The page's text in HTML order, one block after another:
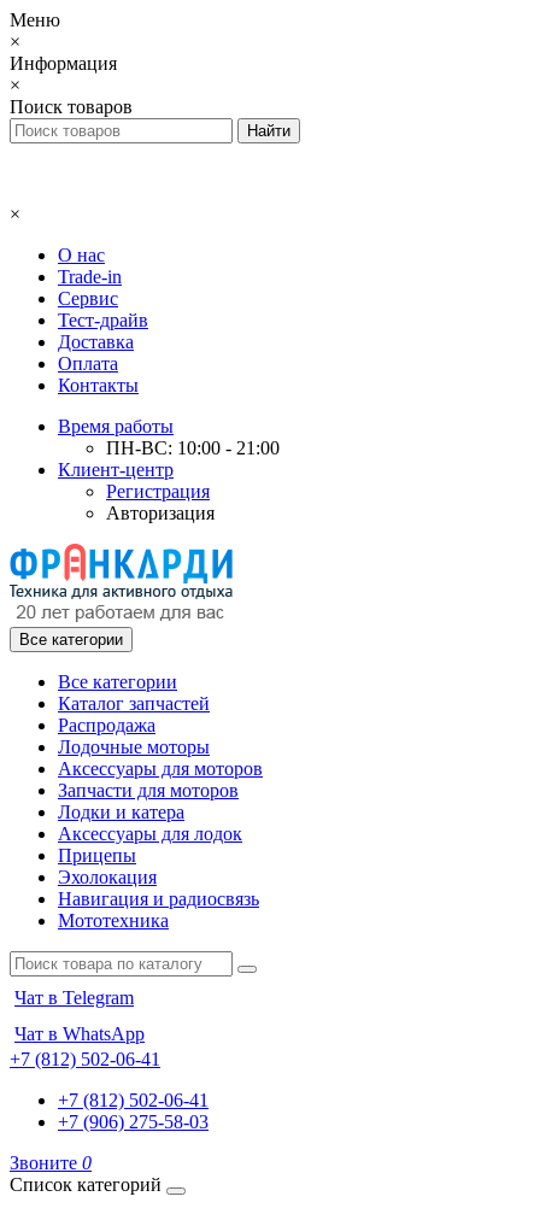
Меню
×
Информация
×
Поиск товаров
×
О нас
Trade-in
Сервис
Тест-драйв
Доставка
Оплата
Контакты
Время работы
ПН-ВС: 10:00 - 21:00
Клиент-центр
Регистрация
Авторизация
Все категории
Все категории
Каталог запчастей
Распродажа
Лодочные моторы
Аксессуары для моторов
Запчасти для моторов
Лодки и катера
Аксессуары для лодок
Прицепы
Эхолокация
Навигация и радиосвязь
Мототехника
Чат в Telegram
Чат в WhatsApp
+7 (812) 502-06-41
+7 (812) 502-06-41
+7 (906) 275-58-03
Звоните 0
Список категорий